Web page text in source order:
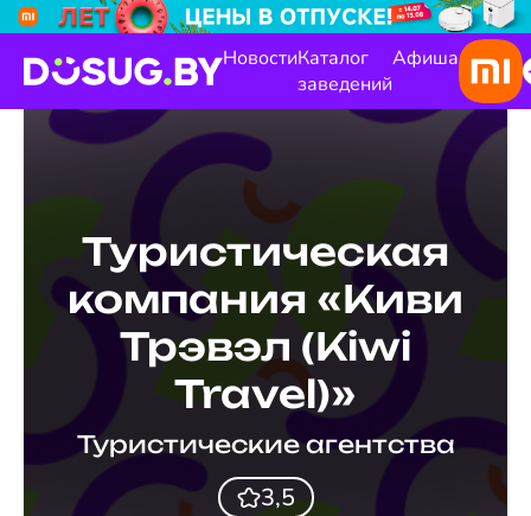
НовостиКаталог
заведений
Афиша
Туристическая
компания «Киви
Трэвэл (Kiwi
Travel)»
Туристические агентства
3,5